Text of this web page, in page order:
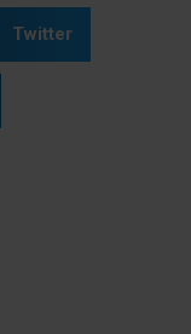
Twitter